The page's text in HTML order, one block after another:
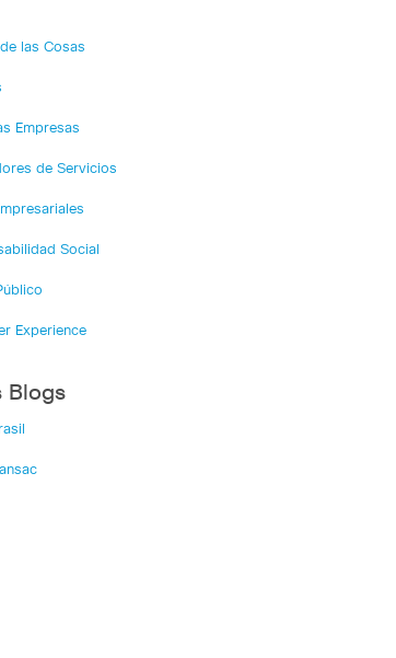
de las Cosas
Empresas
de Servicios
Social
Experience
Blogs